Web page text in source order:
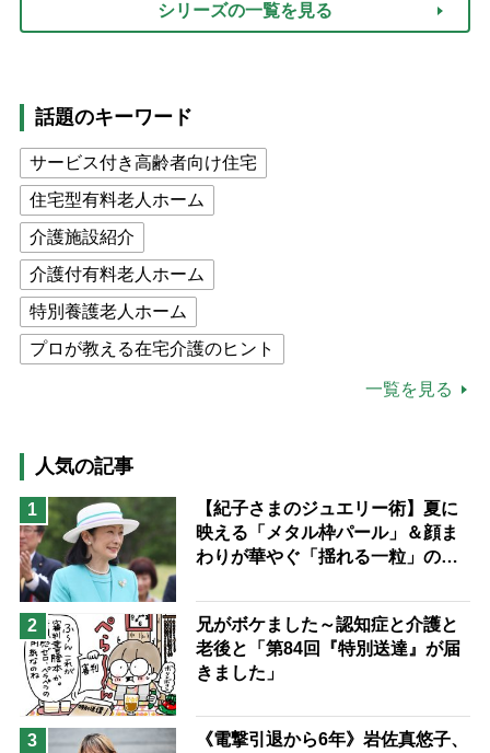
シリーズの一覧を見る
話題のキーワード
サービス付き高齢者向け住宅
住宅型有料老人ホーム
介護施設紹介
介護付有料老人ホーム
特別養護老人ホーム
プロが教える在宅介護のヒント
猫が母になつきません
息子の遠距離介護サバイバル術
兄がボケました
便利なサービス
予防法
一覧を見る
人気の記事
1
【紀子さまのジュエリー術】夏に
映える「メタル枠パール」＆顔ま
わりが華やぐ「揺れる一粒」の使
2
兄がボケました～認知症と介護と
老後と「第84回『特別送達』が届
きました」
3
《電撃引退から6年》岩佐真悠子、